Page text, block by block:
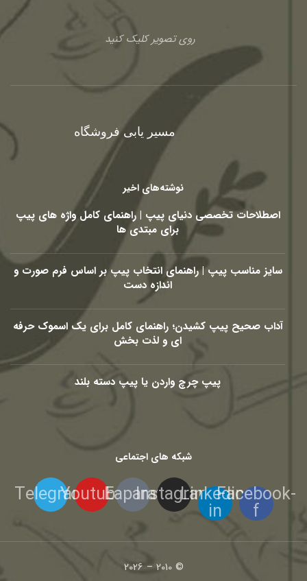
روی تصویر کلیک کنید
مسیر یابی فروشگاه
نوشته‌های اخیر
اصطلاحات تخصصی دنیای پیپ | راهنمای کامل واژه های پیپ
برای مبتدی ها
سایز مناسب پیپ | راهنمای انتخاب پیپ بر اساس فرم صورت و
اندازه دست
آداب صحیح پیپ کشیدن؛ راهنمای کامل برای یک اسموک حرفه
ای و لذت بخش
پیپ چرچ واردن یا پیپ دسته بلند
شبکه های اجتماعی
Facebook-
f
Linkedin-
in
Instagram
Eaparat
Youtube
Telegram
© 2010 – 2026